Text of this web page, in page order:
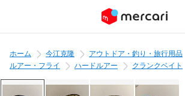
ホーム 今江克隆 アウトドア・釣り・旅行用品
ルアー・フライ
ハードルアー クランクベイト